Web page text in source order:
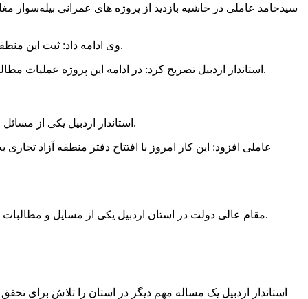
سیدحامد عاملی در حاشیه بازدید از پروژه های عمرانی
وی ادامه داد: ثبت این منطقه با ظرفیت تولید حدود ۵۰۰ تا ۷۰۰ بشکه در روز مدنظر قرار گرفت و پیگیر هستیم پالایشگاه پنج هزار بشکه‌ای در منطقه مغان احداث شود.
استاندار اردبیل تصریح کرد: در ادامه این پروژه عملیات مطالعات و مراحل اکتشافی در سایر مناطق مغان از جمله گرمی ، پارس‌آباد ، بیله‌سوار و اصلاندوز مغان شروع شده و این کار ادامه خواهد یافت.
استاندار اردبیل یکی از مسائل مهم مورد درخواست مردم استان را بهره‌مندی از فرصت منطقه آزاد تجاری ذکر کرد که بدلیل برخی مسائل سالیان سال بلاتکلیف مانده بود.
عاملی افزود: این کار امروز با افتتاح دفتر منطقه آزاد
مقام عالی دولت در استان اردبیل یکی از مسایل و مطالبات مهم در استان اردبیل را پایاب سد خدا آفرین دانست و گفت: این پروژه برای تحقق افزایش یک میلیون تنی محصولات کشاورزی اجرا می‌شود.
استاندار اردبیل یک مساله مهم دیگر در استان را تلاش برای